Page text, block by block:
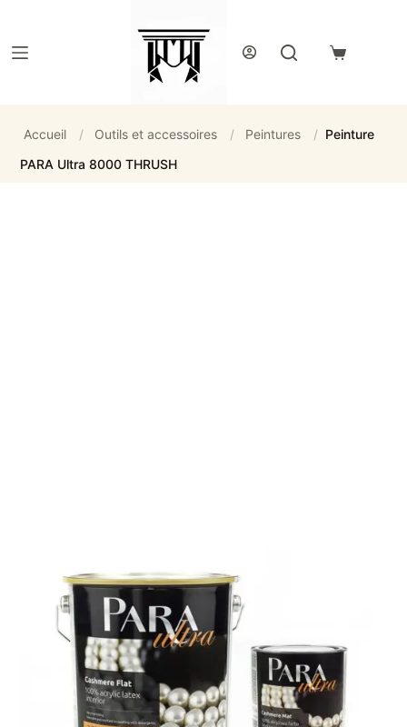
Panier
Accueil / Outils et accessoires / Peintures / Peinture
PARA Ultra 8000 THRUSH